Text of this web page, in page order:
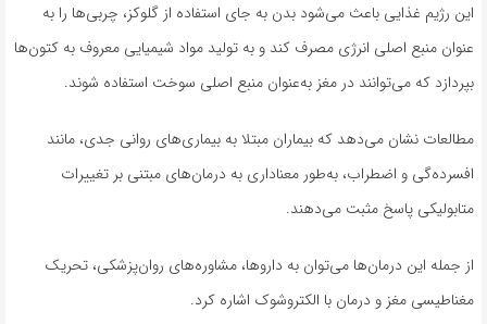
این رژیم غذایی باعث می‌شود بدن به جای استفاده از گلوکز، چربی‌ها را به
عنوان منبع اصلی انرژی مصرف کند و به تولید مواد شیمیایی معروف به کتون‌ها
بپردازد که می‌توانند در مغز به‌عنوان منبع اصلی سوخت استفاده شوند.
مطالعات نشان می‌دهد که بیماران مبتلا به بیماری‌های روانی جدی، مانند
افسرده‌گی و اضطراب، به‌طور معناداری به درمان‌های مبتنی بر تغییرات
متابولیکی پاسخ مثبت می‌دهند.
از جمله این درمان‌ها می‌توان به داروها، مشاوره‌های روان‌پزشکی، تحریک
مغناطیسی مغز و درمان با الکتروشوک اشاره کرد.